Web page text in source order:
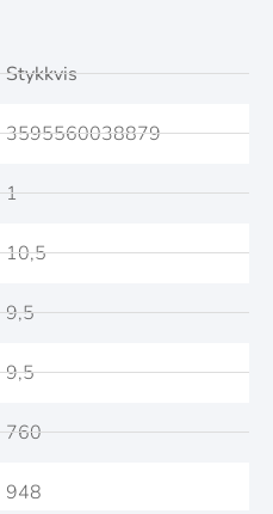
Stykkvis
3595560038879
1
10,5
9,5
9,5
760
948